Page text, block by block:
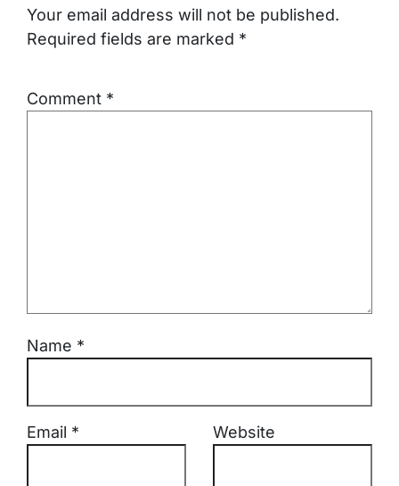
Your email address will not be published.
Required fields are marked *
Comment *
Name *
Email * Website